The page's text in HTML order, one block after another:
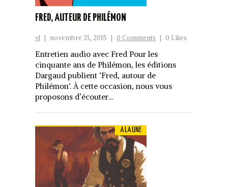
FRED, AUTEUR DE PHILÉMON
vl | novembre 21, 2015 | 0 Comments | 0 Likes
Entretien audio avec Fred Pour les
cinquante ans de Philémon, les éditions
Dargaud publient ‘Fred, autour de
Philémon‘. À cette occasion, nous vous
proposons d’écouter…
A LA UNE